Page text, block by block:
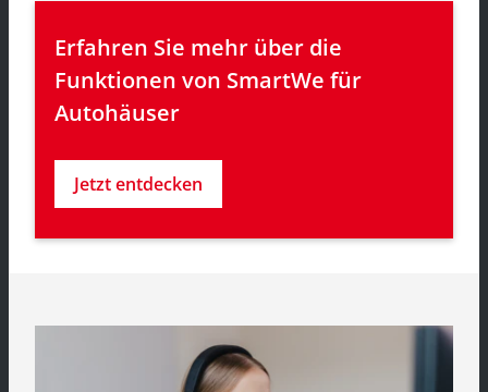
Erfahren Sie mehr über die
Funktionen von SmartWe für
Autohäuser
Jetzt entdecken